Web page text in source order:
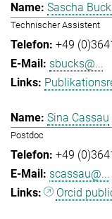
Sascha
Technischer Assistent
+49
sbucks@...
Sina Cassau
Postdoc
+49
scassau@...
Orcid